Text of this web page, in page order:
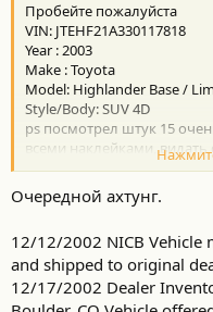
Пробейте пожалуйста
VIN: JTEHF21A330117818
Year : 2003
Make : Toyota
Model: Highlander Base /
Style/Body: SUV 4D
ps посмотрел штук 15
всеми наклейками,
раз.
Поедем по частникам...
Очередной ахтунг.
12/12/2002 NICB Vehicle
and shipped to original
12/17/2002 Dealer